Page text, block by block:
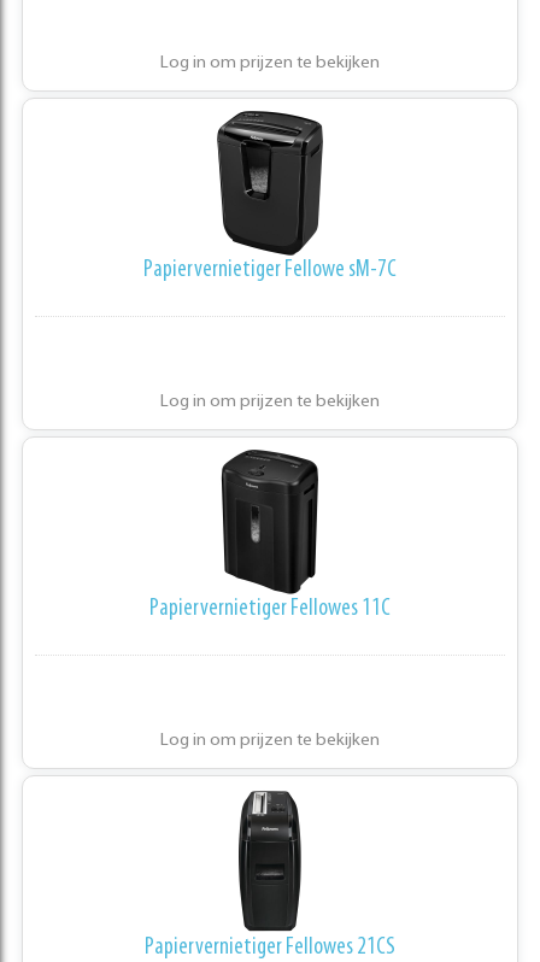
Log in om prijzen te bekijken
Papiervernietiger Fellowe sM-7C
Log in om prijzen te bekijken
Papiervernietiger Fellowes 11C
Log in om prijzen te bekijken
Papiervernietiger Fellowes 21CS